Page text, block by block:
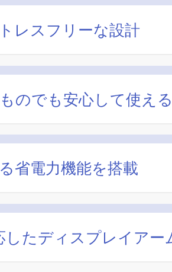
レスフリーな設計
のでも安心して使え
省電力機能を搭載
したディスプレイアー